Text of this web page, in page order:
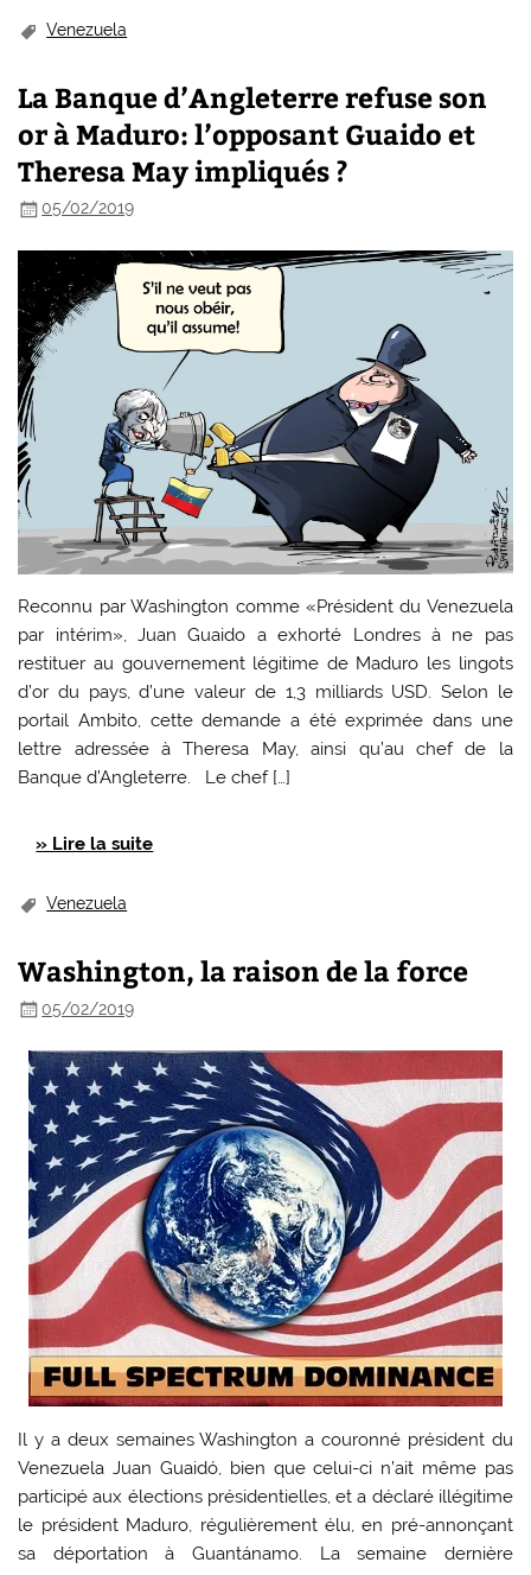
Venezuela
La Banque d’Angleterre refuse son
or à Maduro: l’opposant Guaido et
Theresa May impliqués ?
05/02/2019
Reconnu par Washington comme «Président du Venezuela
par intérim», Juan Guaido a exhorté Londres à ne pas
restituer au gouvernement légitime de Maduro les lingots
d’or du pays, d’une valeur de 1,3 milliards USD. Selon le
portail Ambito, cette demande a été exprimée dans une
lettre adressée à Theresa May, ainsi qu’au chef de la
Banque d’Angleterre. Le chef […]
» Lire la suite
Venezuela
Washington, la raison de la force
05/02/2019
Il y a deux semaines Washington a couronné président du
Venezuela Juan Guaidó, bien que celui-ci n’ait même pas
participé aux élections présidentielles, et a déclaré illégitime
le président Maduro, régulièrement élu, en pré-annonçant
sa déportation à Guantánamo. La semaine dernière